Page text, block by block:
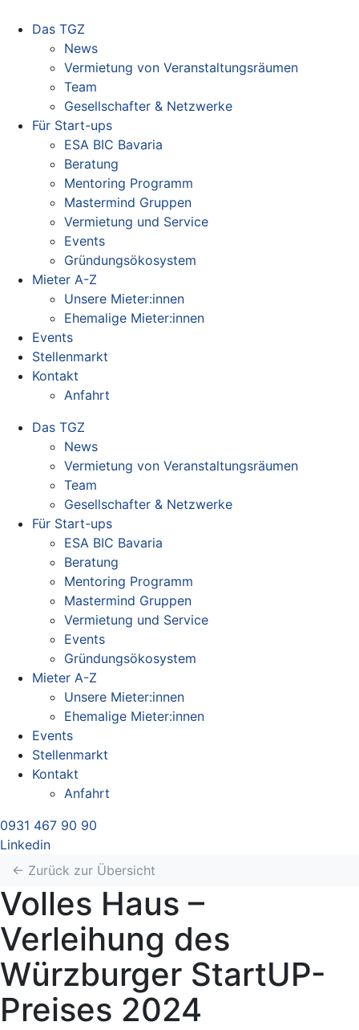
Das TGZ
News
Vermietung von Veranstaltungsräumen
Team
Gesellschafter & Netzwerke
Für Start-ups
ESA BIC Bavaria
Beratung
Mentoring Programm
Mastermind Gruppen
Vermietung und Service
Events
Gründungsökosystem
Mieter A-Z
Unsere Mieter:innen
Ehemalige Mieter:innen
Events
Stellenmarkt
Kontakt
Anfahrt
Das TGZ
News
Vermietung von Veranstaltungsräumen
Team
Gesellschafter & Netzwerke
Für Start-ups
ESA BIC Bavaria
Beratung
Mentoring Programm
Mastermind Gruppen
Vermietung und Service
Events
Gründungsökosystem
Mieter A-Z
Unsere Mieter:innen
Ehemalige Mieter:innen
Events
Stellenmarkt
Kontakt
Anfahrt
0931 467 90 90
Linkedin
← Zurück zur Übersicht
Volles Haus –
Verleihung des
Würzburger StartUP-
Preises 2024